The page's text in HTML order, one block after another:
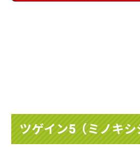
ツゲイン5（ミノキシ